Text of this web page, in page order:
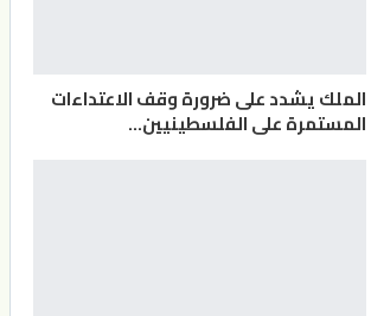
الملك يشدد على ضرورة وقف الاعتداءات
المستمرة على الفلسطينيين…